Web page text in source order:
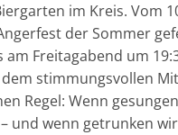
im Kreis. Vom
der Sommer
am Freitagabend um
dem stimmungsvollen
Regel: Wenn
und wenn getrunken